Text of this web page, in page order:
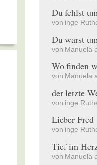
Du fehlst
von inge
Du warst
von Manuela
Wo finden
von Manuela
der letzte
von inge
Lieber Fred
von inge
Tief im
von Manuela